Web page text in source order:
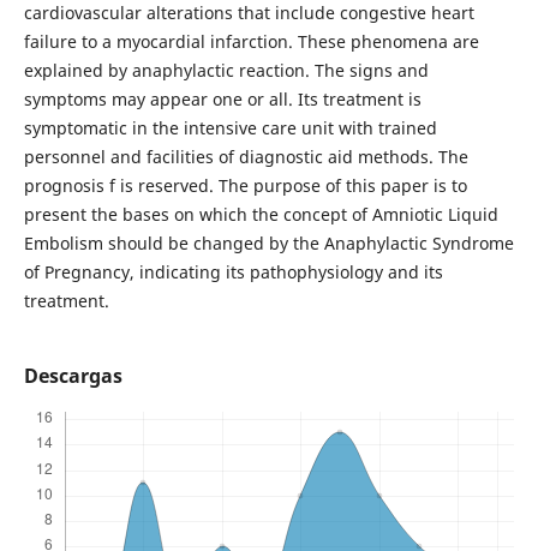
cardiovascular alterations that include congestive heart
failure to a myocardial infarction. These phenomena are
explained by anaphylactic reaction. The signs and
symptoms may appear one or all. Its treatment is
symptomatic in the intensive care unit with trained
personnel and facilities of diagnostic aid methods. The
prognosis f is reserved. The purpose of this paper is to
present the bases on which the concept of Amniotic Liquid
Embolism should be changed by the Anaphylactic Syndrome
of Pregnancy, indicating its pathophysiology and its
treatment.
Descargas